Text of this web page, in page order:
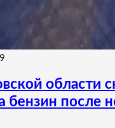
области
бензин после